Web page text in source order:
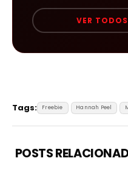
VER
Tags: Freebie Hannah Peel
POSTS